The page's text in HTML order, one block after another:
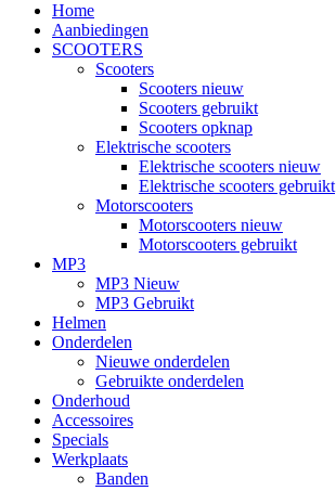
Home
Aanbiedingen
SCOOTERS
Scooters
Scooters nieuw
Scooters gebruikt
Scooters opknap
Elektrische scooters
Elektrische scooters nieuw
Elektrische scooters gebruikt
Motorscooters
Motorscooters nieuw
Motorscooters gebruikt
MP3
MP3 Nieuw
MP3 Gebruikt
Helmen
Onderdelen
Nieuwe onderdelen
Gebruikte onderdelen
Onderhoud
Accessoires
Specials
Werkplaats
Banden